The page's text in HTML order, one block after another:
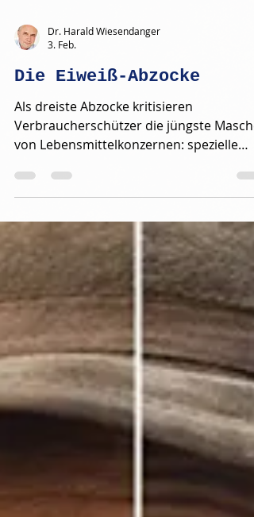
Dr. Harald Wiesendanger
Die Eiweiß-Abzocke
Als dreiste Abzocke kritisieren
Verbraucherschützer die jüngste Masche
von Lebensmittelkonzernen: spezielle
„High-Protein“-Produkte. Sie sind ebenso
überflüssig wie überteuert. Protein-
Pudding, Protein-Frischkäse, Protein-
Müsli, Protein-Brot: Als besonders
eiweißreich vermarktete Lebensmittel
sind in Supermärkten zu
geworden. Plötzlich wimmelt es davon:
Die Produktpalette reicht von Cornflakes
über Milch, pflanzlichen Milchalternativen